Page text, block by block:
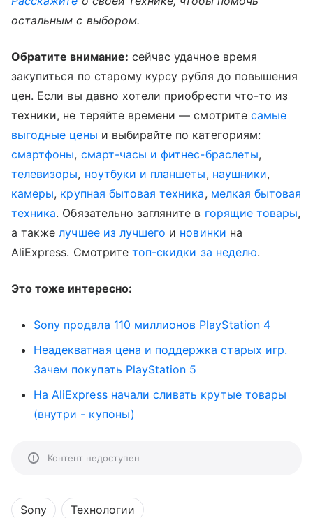
остальным с выбором.
Обратите внимание: сейчас удачное время
закупиться по старому курсу рубля до повышения
цен. Если вы давно хотели приобрести что-то из
техники, не теряйте времени — смотрите самые
выгодные цены и выбирайте по категориям:
смартфоны, смарт-часы и фитнес-браслеты,
телевизоры, ноутбуки и планшеты, наушники,
камеры, крупная бытовая техника, мелкая бытовая
техника. Обязательно загляните в горящие товары,
а такжелучшее из лучшего и новинки на
AliExpress. Смотритетоп-скидки за неделю.
Это тоже интересно:
Sony продала 110 миллионов PlayStation 4
Неадекватная цена и поддержка старых игр.
Зачем покупать PlayStation 5
На AliExpress начали сливать крутые товары
(внутри - купоны)
Контент недоступен
Sony Технологии